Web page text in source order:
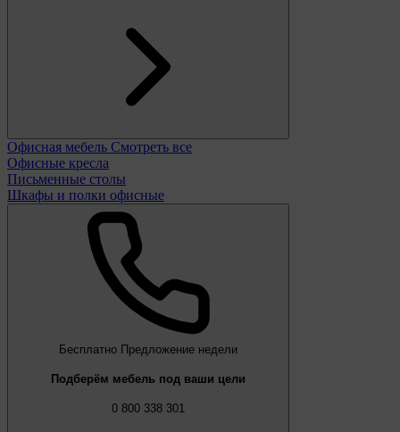
Офисная мебель Смотреть все
Офисные кресла
Письменные столы
Шкафы и полки офисные
Бесплатно Предложение недели
Подберём мебель под ваши цели
0 800 338 301